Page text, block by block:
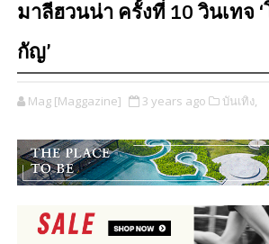
มาลีฮวนน่า ครั้งที่ 10 วินเทจ ‘
กัญ’
Mag [Maggazine] 3 years ago บันเทิง,